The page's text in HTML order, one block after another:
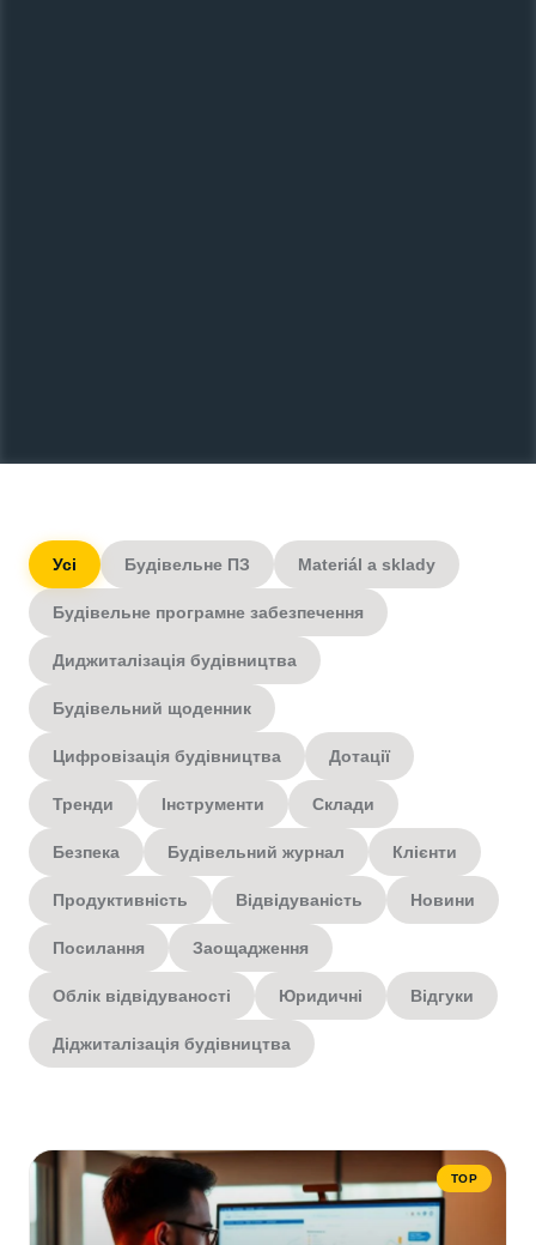
Усі Будівельне ПЗ Materiál a sklady
Будівельне програмне забезпечення
Диджиталізація будівництва
Будівельний щоденник
Цифровізація будівництва Дотації
Тренди Інструменти Склади
Безпека Будівельний журнал Клієнти
Продуктивність Відвідуваність Новини
Посилання Заощадження
Облік відвідуваності Юридичні Відгуки
Діджиталізація будівництва
TOP